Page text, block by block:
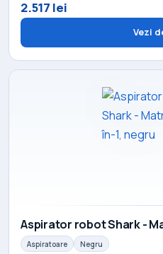
2.517 lei
Vezi
Aspirator robot Shark -
Aspiratoare Negru